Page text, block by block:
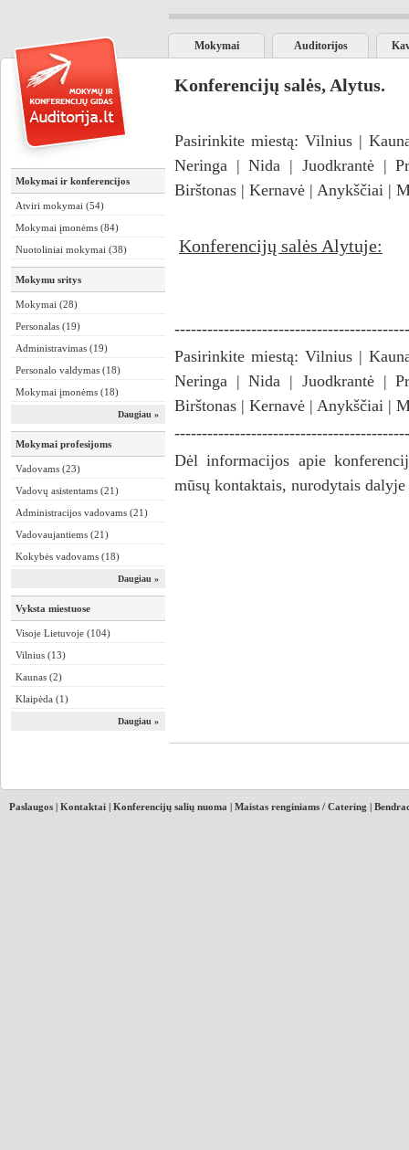
Mokymai Auditorijos
Mokymai ir konferencijos
Atviri mokymai (54)
Mokymai įmonėms (84)
Nuotoliniai mokymai (38)
Mokymu sritys
Mokymai (28)
Personalas (19)
Administravimas (19)
Personalo valdymas (18)
Mokymai įmonėms (18)
Daugiau »
Mokymai profesijoms
Vadovams (23)
Vadovų asistentams (21)
Administracijos vadovams (21)
Vadovaujantiems (21)
Kokybės vadovams (18)
Daugiau »
Vyksta miestuose
Visoje Lietuvoje (104)
Vilnius (13)
Kaunas (2)
Klaipėda (1)
Daugiau »
Konferencijų salės, Alytus.
Pasirinkite miestą: Vilnius|
Neringa |Nida | Juodkrantė|
Birštonas | Kernavė | Anykščiai |
Konferencijų salės Alytuje:
Pasirinkite miestą: Vilnius|
Neringa |Nida | Juodkrantė|
Birštonas | Kernavė | Anykščiai |
Dėl informacijos apie
mūsų kontaktais, nurodytais
Paslaugos | Kontaktai | Konferencijų salių nuoma | Maistas renginiams / Catering |